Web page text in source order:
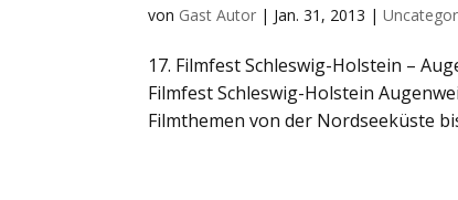
von Gast Autor | Jan. 31, 2013 |
17. Filmfest Schleswig-Holstein –
Filmfest Schleswig-Holstein
Filmthemen von der Nordseeküste